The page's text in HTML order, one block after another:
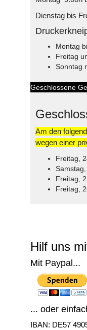
Dienstag bis
Montag
Freitag
Sonntag
Geschlossene
Am den
wegen einer
Freitag,
Freitag,
Freitag,
Hilf uns
Mit Paypal...
... oder
IBAN: DE57